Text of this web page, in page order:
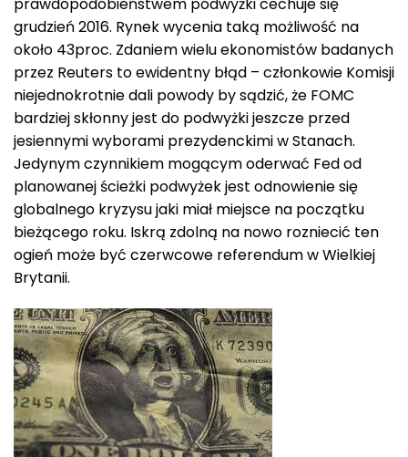
prawdopodobieństwem podwyżki cechuje się
grudzień 2016. Rynek wycenia taką możliwość na
około 43proc. Zdaniem wielu ekonomistów badanych
przez Reuters to ewidentny błąd – członkowie Komisji
niejednokrotnie dali powody by sądzić, że FOMC
bardziej skłonny jest do podwyżki jeszcze przed
jesiennymi wyborami prezydenckimi w Stanach.
Jedynym czynnikiem mogącym oderwać Fed od
planowanej ścieżki podwyżek jest odnowienie się
globalnego kryzysu jaki miał miejsce na początku
bieżącego roku. Iskrą zdolną na nowo rozniecić ten
ogień może być czerwcowe referendum w Wielkiej
Brytanii.